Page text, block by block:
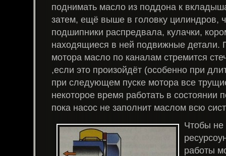
поднимать масло из поддона к
затем, ещё выше в головку цилиндров,
подшипники распредвала, кулачки,
находящиеся в ней подвижные детали.
мотора масло по каналам стремится
,если это произойдёт (особенно при
при следующем пуске мотора все
некоторое время работать в состоянии
пока насос не заполнит маслом всю
Чтобы не
работы